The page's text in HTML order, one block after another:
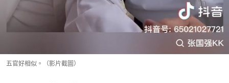
五官好相似。（影片截圖）